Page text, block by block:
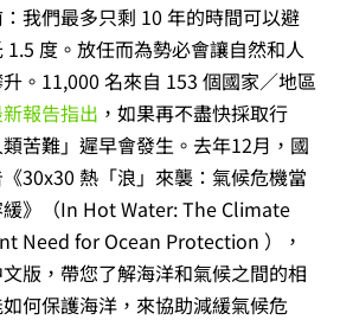
我們最多只剩 10 年的時間可以避
度。放任而為勢必會讓自然和人
。11,000 名來自 153 個國家／地區
報告指出 ，如果再不盡快採取行
苦難」遲早會發生。去年12月，國
30x30 熱「浪」來襲：氣候危機當
》（In Hot Water: The Climate
Need for Ocean Protection ），
版，帶您了解海洋和氣候之間的相
何保護海洋，來協助減緩氣候危